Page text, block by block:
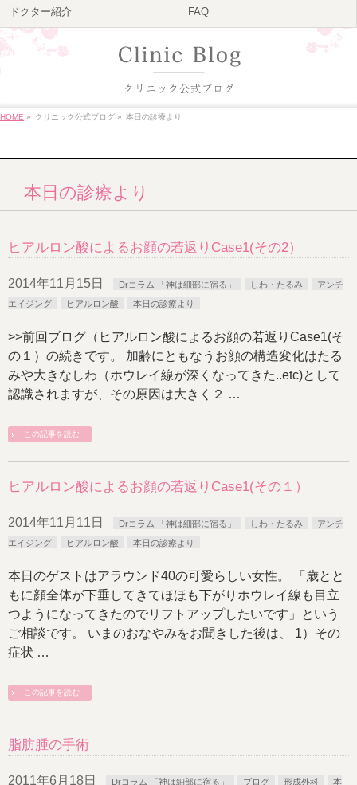
ドクター紹介 FAQ
HOME » クリニック公式ブログ » 本日の診療より
本日の診療より
ヒアルロン酸によるお顔の若返りCase1(その2）
2014年11月15日 Drコラム 「神は細部に宿る」 しわ・たるみ
アンチ
エイジング
ヒアルロン酸 本日の診療より
>>前回ブログ（ヒアルロン酸によるお顔の若返りCase1(そ
の１）の続きです。 加齢にともなうお顔の構造変化はたる
みや大きなしわ（ホウレイ線が深くなってきた..etc)として
認識されますが、その原因は大きく２ …
この記事を読む
ヒアルロン酸によるお顔の若返りCase1(その１）
2014年11月11日 Drコラム 「神は細部に宿る」 しわ・たるみ
アンチ
エイジング
ヒアルロン酸 本日の診療より
本日のゲストはアラウンド40の可愛らしい女性。 「歳とと
もに顔全体が下垂してきてほほも下がりホウレイ線も目立
つようになってきたのでリフトアップしたいです」という
ご相談です。 いまのおなやみをお聞きした後は、 1）その
症状 …
この記事を読む
脂肪腫の手術
2011年6月18日 Drコラム 「神は細部に宿る」 ブログ 形成外科
本